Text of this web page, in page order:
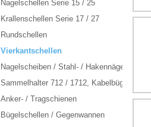
Nagelschellen Serie 15 / 25
Krallenschellen Serie 17 / 27
Rundschellen
Vierkantschellen
Nagelscheiben / Stahl- / Hakennägel
Sammelhalter 712 / 1712, Kabelbügel 794
Anker- / Tragschienen
Bügelschellen / Gegenwannen